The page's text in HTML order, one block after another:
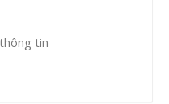
tin